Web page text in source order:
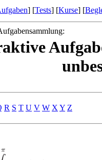
] [Tests] [Kurse] [
R S T U V W X Y Z